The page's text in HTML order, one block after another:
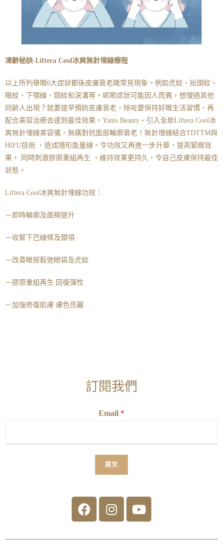
凍齡秘訣-Liftera Cool冰爽無針埋線療程
以上所列舉嘅6大症狀都係皮膚衰老嘅常見現象。例如虎紋、抬頭紋、
眼紋、下顎線、頸紋和涙溝等。呢啲症狀可能因人而異，想慢過其他
同齡人出現？就要提早預防皮膚衰老，除咗要保持好嘅生活習慣，再
配合美容治療去達到最佳效果。Yanis Beauty・引入全新Liftera Cool冰
爽無針埋線美容儀，無痛對抗面部輪廓衰老！無針埋線結合TDTTM與
HIFU技術 ，造成隱形能量線。令功效又再進一步升華，提高緊緻效
果， 同時刺激膠原重組再生 ，維持效果更持久，令自己皮膚保持最佳
狀態。
Liftera Cool冰爽無針埋線功效：
－即時輪廓及面頰提升
－收緊下巴線條及頸項
－改善眼部鬆弛眼袋及虎紋
－膠原重組再生 回復彈性
－加強修復肌膚 膚色亮麗
訂閱我們
Email *
提交